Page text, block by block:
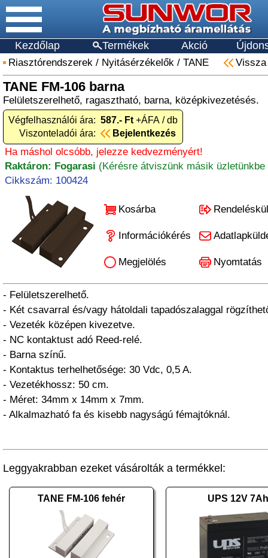
Kezdőlap Termékek Akció
Riasztórendszerek / Nyitásérzékelők / TANE Vissza
TANE FM-106 barna
Felületszerelhető, ragasztható, barna, középkivezetésés.
Végfelhasználói ára: 587.- Ft +ÁFA / db
Viszonteladói ára:
Bejelentkezés
Ha máshol olcsóbb, jelezze kedvezményért!
Raktáron: Fogarasi (Kérésre átviszünk másik üzletünkbe
Cikkszám: 100424
Kosárba
Információkérés
Megjelölés Nyomtatás
- Felületszerelhető.
- Két csavarral és/vagy hátoldali tapadószalaggal
- Vezeték középen kivezetve.
- NC kontaktust adó Reed-relé.
- Barna színű.
- Kontaktus terhelhetősége: 30 Vdc, 0,5 A.
- Vezetékhossz: 50 cm.
- Méret: 34mm x 14mm x 7mm.
- Alkalmazható fa és kisebb nagyságú fémajtóknál.
Leggyakrabban ezeket vásárolták a termékkel:
TANE FM-106 fehér UPS 12V 7Ah